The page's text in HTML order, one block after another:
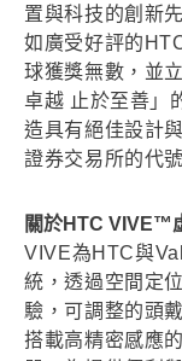
置與科技的創新
如廣受好評的
球獲獎無數，並
卓越 止於至善」
造具有絕佳設計
證券交易所的代
關於HTC VIVE™
VIVE為HTC與
統，透過空間定
驗，可調整的頭
搭載高精密感應